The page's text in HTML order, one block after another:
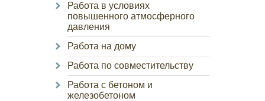
Работа в условиях
повышенного атмосферного
давления
Работа на дому
Работа по совместительству
Работа с бетоном и
железобетоном